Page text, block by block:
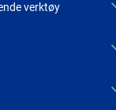
verktøy